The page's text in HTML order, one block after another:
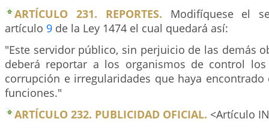
ARTÍCULO 231. REPORTES. Modifíquese el
artículo 9 de la Ley 1474 el cual quedará así:
"Este servidor público, sin perjuicio de las demás
deberá reportar a los organismos de control
corrupción e irregularidades que haya
funciones."
ARTÍCULO 232. PUBLICIDAD OFICIAL. <Artículo